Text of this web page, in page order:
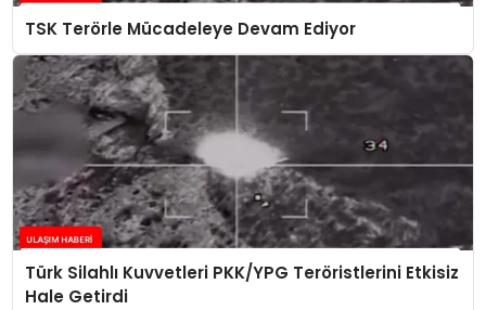
TSK Terörle Mücadeleye Devam Ediyor
Türk Silahlı Kuvvetleri PKK/YPG Teröristlerini Etkisiz
Hale Getirdi